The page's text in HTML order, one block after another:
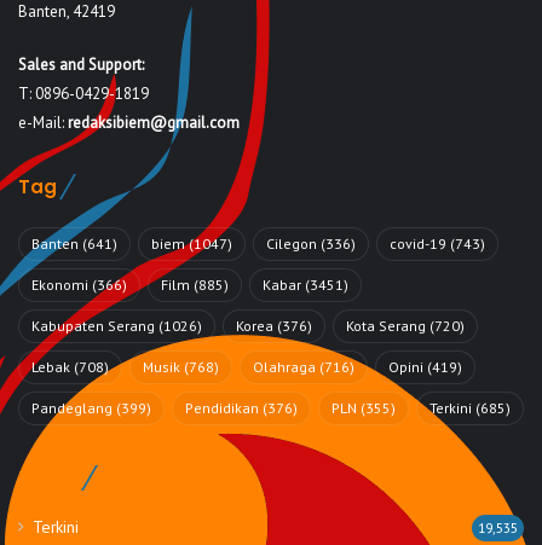
Banten, 42419
Sales and Support:
T: 0896-0429-1819
e-Mail:redaksibiem@gmail.com
Tag
Banten (641) biem(1047) Cilegon (336) covid-19 (743)
Ekonomi (366) Film (885) Kabar (3451)
Kabupaten Serang (1026) Korea (376) Kota Serang (720)
Lebak (708) Musik (768) Olahraga (716) Opini (419)
Pandeglang (399) Pendidikan (376) PLN (355) Terkini (685)
Rubrik
Terkini 19,535